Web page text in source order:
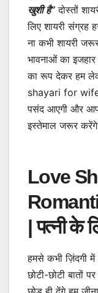
खुशी है” दोस्तों
लिए शायरी संग्रह
ना कभी शायरी
भावनाओं का
का रूप देकर हम
shayari for wife
पसंद आएगी और आप
इस्तेमाल जरूर करेंगे
Love
| पत्नी के
हमसे कभी ज़िंदगी में
छोटी-छोटी बातों